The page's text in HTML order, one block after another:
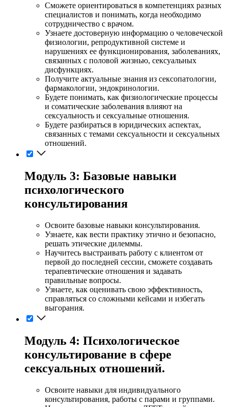
Сможете ориентироваться в компетенциях разных
специалистов и понимать, когда необходимо
сотрудничество с врачом.
Узнаете достоверную информацию о человеческой
физиологии, репродуктивной системе и
нарушениях ее функционирования, заболеваниях,
связанных с половой жизнью, сексуальных
дисфункциях.
Получите актуальные знания из сексопатологии,
фармакологии, эндокринологии.
Будете понимать, как физиологические процессы
и соматические заболевания влияют на
сексуальность и сексуальные отношения.
Будете разбираться в юридических аспектах,
связанных с темами сексуальности и сексуальных
отношений.
Модуль 3: Базовые навыки
психологического
консультирования
Освоите базовые навыки консультирования.
Узнаете, как вести практику этично и безопасно,
решать этические дилеммы.
Научитесь выстраивать работу с клиентом от
первой до последней сессии, сможете создавать
терапевтические отношения и задавать
правильные вопросы.
Узнаете, как оценивать свою эффективность,
справляться со сложными кейсами и избегать
выгорания.
Модуль 4: Психологическое
консультирование в сфере
сексуальных отношений.
Освоите навыки для индивидуального
консультирования, работы с парами и группами.